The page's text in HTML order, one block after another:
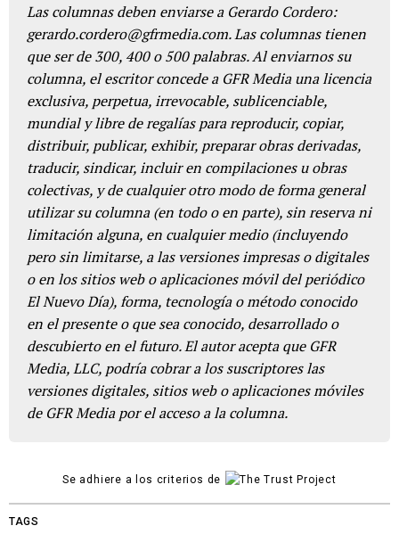
Las columnas deben enviarse a Gerardo Cordero:
gerardo.cordero@gfrmedia.com. Las columnas tienen
que ser de 300, 400 o 500 palabras. Al enviarnos su
columna, el escritor concede a GFR Media una licencia
exclusiva, perpetua, irrevocable, sublicenciable,
mundial y libre de regalías para reproducir, copiar,
distribuir, publicar, exhibir, preparar obras derivadas,
traducir, sindicar, incluir en compilaciones u obras
colectivas, y de cualquier otro modo de forma general
utilizar su columna (en todo o en parte), sin reserva ni
limitación alguna, en cualquier medio (incluyendo
pero sin limitarse, a las versiones impresas o digitales
o en los sitios web o aplicaciones móvil del periódico
El Nuevo Día), forma, tecnología o método conocido
en el presente o que sea conocido, desarrollado o
descubierto en el futuro. El autor acepta que GFR
Media, LLC, podría cobrar a los suscriptores las
versiones digitales, sitios web o aplicaciones móviles
de GFR Media por el acceso a la columna.
Se adhiere a los criterios de
TAGS